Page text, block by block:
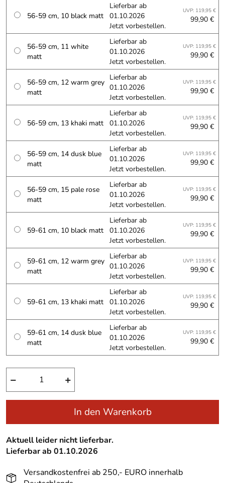
56-59 cm, 10 black matt
Lieferbar ab
01.10.2026
Jetzt vorbestellen.
UVP: 119,95 €
99,90 €
56-59 cm, 11 white
matt
Lieferbar ab
01.10.2026
Jetzt vorbestellen.
UVP: 119,95 €
99,90 €
56-59 cm, 12 warm grey
matt
Lieferbar ab
01.10.2026
Jetzt vorbestellen.
UVP: 119,95 €
99,90 €
56-59 cm, 13 khaki matt
Lieferbar ab
01.10.2026
Jetzt vorbestellen.
UVP: 119,95 €
99,90 €
56-59 cm, 14 dusk blue
matt
Lieferbar ab
01.10.2026
Jetzt vorbestellen.
UVP: 119,95 €
99,90 €
56-59 cm, 15 pale rose
matt
Lieferbar ab
01.10.2026
Jetzt vorbestellen.
UVP: 119,95 €
99,90 €
59-61 cm, 10 black matt
Lieferbar ab
01.10.2026
Jetzt vorbestellen.
UVP: 119,95 €
99,90 €
59-61 cm, 12 warm grey
matt
Lieferbar ab
01.10.2026
Jetzt vorbestellen.
UVP: 119,95 €
99,90 €
59-61 cm, 13 khaki matt
Lieferbar ab
01.10.2026
Jetzt vorbestellen.
UVP: 119,95 €
99,90 €
59-61 cm, 14 dusk blue
matt
Lieferbar ab
01.10.2026
Jetzt vorbestellen.
UVP: 119,95 €
99,90 €
− +
In den Warenkorb
Aktuell leider nicht lieferbar.
Lieferbar ab 01.10.2026
Versandkostenfrei ab 250,- EURO innerhalb